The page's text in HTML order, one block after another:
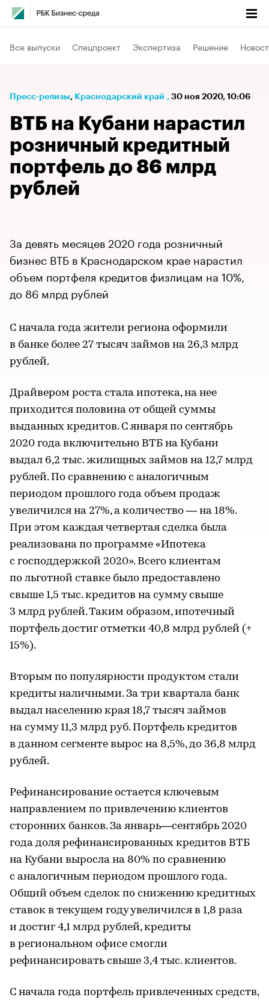
Все выпуски Спецпроект Экспертиза Решение
Пресс-релизы⁠, Краснодарский край , 30 ноя 2020, 10:06
ВТБ на Кубани нарастил
розничный кредитный
портфель до 86 млрд
рублей
За девять месяцев 2020 года розничный
бизнес ВТБ в Краснодарском крае нарастил
объем портфеля кредитов физлицам на 10%,
до 86 млрд рублей
С начала года жители региона оформили
в банке более 27 тысяч займов на 26,3 млрд
рублей.
Драйвером роста стала ипотека, на нее
приходится половина от общей суммы
выданных кредитов. С января по сентябрь
2020 года включительно ВТБ на Кубани
выдал 6,2 тыс. жилищных займов на 12,7 млрд
рублей. По сравнению с аналогичным
периодом прошлого года объем продаж
увеличился на 27%, а количество — на 18%.
При этом каждая четвертая сделка была
реализована по программе «Ипотека
с господдержкой 2020». Всего клиентам
по льготной ставке было предоставлено
свыше 1,5 тыс. кредитов на сумму свыше
3 млрд рублей. Таким образом, ипотечный
портфель достиг отметки 40,8 млрд рублей (+
15%).
Вторым по популярности продуктом стали
кредиты наличными. За три квартала банк
выдал населению края 18,7 тысяч займов
на сумму 11,3 млрд руб. Портфель кредитов
в данном сегменте вырос на 8,5%, до 36,8 млрд
рублей.
Рефинансирование остается ключевым
направлением по привлечению клиентов
сторонних банков. За январь—сентябрь 2020
года доля рефинансированных кредитов ВТБ
на Кубани выросла на 80% по сравнению
с аналогичным периодом прошлого года.
Общий объем сделок по снижению кредитных
ставок в текущем году увеличился в 1,8 раза
и достиг 4,1 млрд рублей, кредиты
в региональном офисе смогли
рефинансировать свыше 3,4 тыс. клиентов.
С начала года портфель привлеченных средств,